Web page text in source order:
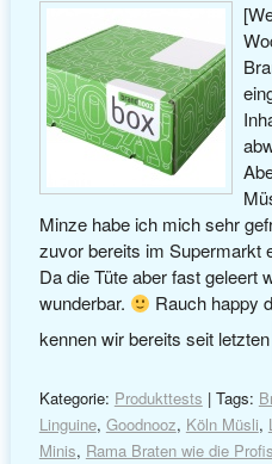
Minze habe ich mich sehr
zuvor bereits im Supermarkt
Da die Tüte aber fast geleert
wunderbar.
Rauch happy
kennen wir bereits seit letzten
Kategorie: Produkttests | Tags:
Linguine, Goodnooz, Köln Müsli,
Minis, Rama Braten wie die Profis